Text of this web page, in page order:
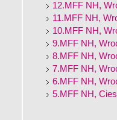
12.MFF NH,
11.MFF NH,
10.MFF NH,
9.MFF NH,
8.MFF NH,
7.MFF NH,
6.MFF NH,
5.MFF NH,